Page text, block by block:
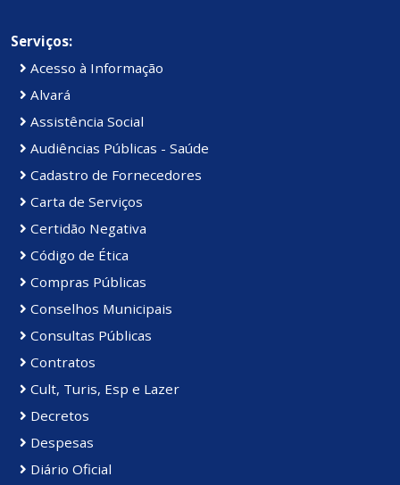
Serviços:
Acesso à Informação
Alvará
Assistência Social
Audiências Públicas - Saúde
Cadastro de Fornecedores
Carta de Serviços
Certidão Negativa
Código de Ética
Compras Públicas
Conselhos Municipais
Consultas Públicas
Contratos
Cult, Turis, Esp e Lazer
Decretos
Despesas
Diário Oficial